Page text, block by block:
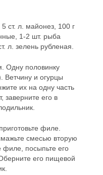
ст. л. майонез, 100 г
1-2 шт. рыба
л. зелень рубленая.
Одну половинку
Ветчину и огурцы
их на одну часть
заверните его в
филе.
смесью вторую
филе, посыпьте его
его пищевой